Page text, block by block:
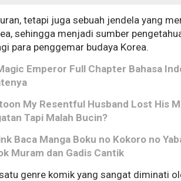
tetapi juga sebuah jendela yang
sehingga menjadi sumber
para penggemar budaya Korea.
Emperor Full Chapter Bahasa
My Resentful Husband Lost His
Tapi Malah Bucin?
Baca Manga Boku no Kokoro no
Muram dan Gadis Cantik
genre komik yang sangat diminati